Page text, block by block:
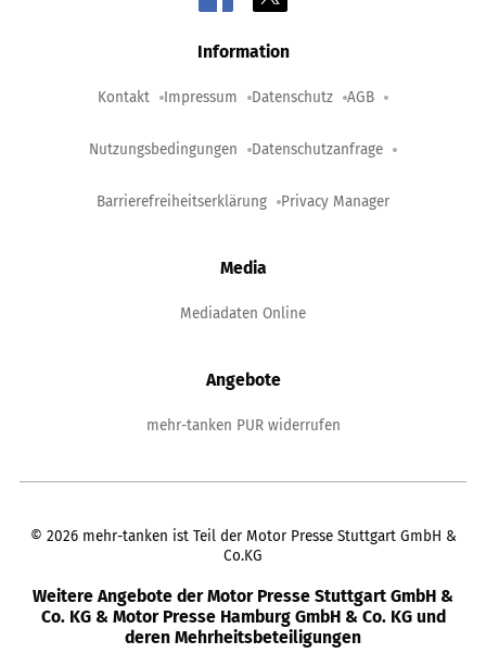
Information
Kontakt Impressum Datenschutz AGB
Nutzungsbedingungen Datenschutzanfrage
Barrierefreiheitserklärung Privacy Manager
Media
Mediadaten Online
Angebote
mehr-tanken PUR widerrufen
© 2026 mehr-tanken ist Teil der Motor Presse Stuttgart GmbH &
Co.KG
Weitere Angebote der Motor Presse Stuttgart GmbH &
Co. KG & Motor Presse Hamburg GmbH & Co. KG und
deren Mehrheitsbeteiligungen